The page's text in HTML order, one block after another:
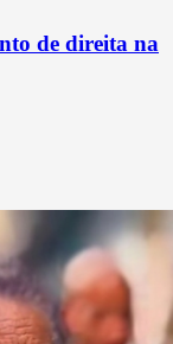
de direita na